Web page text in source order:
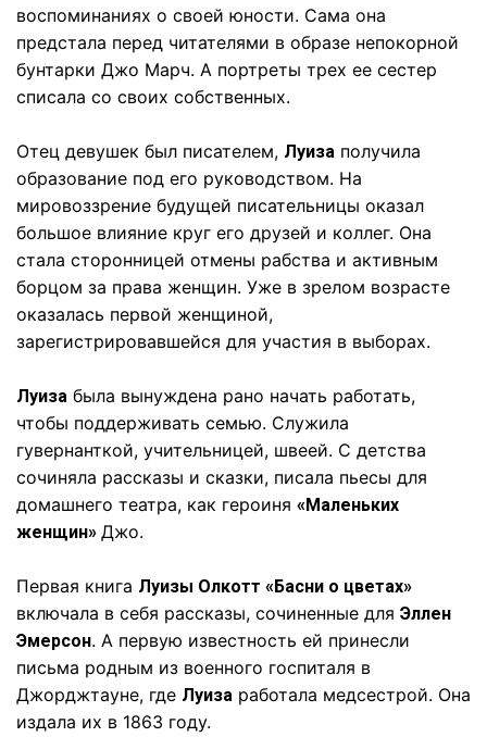
воспоминаниях о своей юности. Сама она
предстала перед читателями в образе непокорной
бунтарки Джо Марч. А портреты трех ее сестер
списала со своих собственных.
Отец девушек был писателем, Луиза получила
образование под его руководством. На
мировоззрение будущей писательницы оказал
большое влияние круг его друзей и коллег. Она
стала сторонницей отмены рабства и активным
борцом за права женщин. Уже в зрелом возрасте
оказалась первой женщиной,
зарегистрировавшейся для участия в выборах.
Луиза была вынуждена рано начать работать,
чтобы поддерживать семью. Служила
гувернанткой, учительницей, швеей. С детства
сочиняла рассказы и сказки, писала пьесы для
домашнего театра, как героиня «Маленьких
женщин» Джо.
Первая книга Луизы Олкотт «Басни о цветах»
включала в себя рассказы, сочиненные для Эллен
Эмерсон. А первую известность ей принесли
письма родным из военного госпиталя в
Джорджтауне, где Луиза работала медсестрой. Она
издала их в 1863 году.